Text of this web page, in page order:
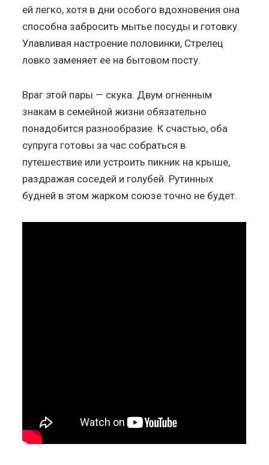
ей легко, хотя в дни особого вдохновения она
способна забросить мытье посуды и готовку.
Улавливая настроение половинки, Стрелец
ловко заменяет ее на бытовом посту.
Враг этой пары — скука. Двум огненным
знакам в семейной жизни обязательно
понадобится разнообразие. К счастью, оба
супруга готовы за час собраться в
путешествие или устроить пикник на крыше,
раздражая соседей и голубей. Рутинных
будней в этом жарком союзе точно не будет.